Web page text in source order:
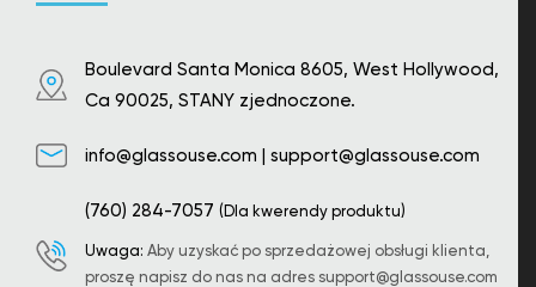
Boulevard Santa Monica 8605, West Hollywood,
Ca 90025, STANY zjednoczone.
info@glassouse.com | support@glassouse.com
(760) 284-7057 (Dla kwerendy produktu)
Uwaga: Aby uzyskać po sprzedażowej obsługi klienta,
proszę napisz do nas na adres support@glassouse.com